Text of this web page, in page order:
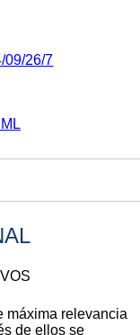
09/26/7
máxima relevancia
de ellos se